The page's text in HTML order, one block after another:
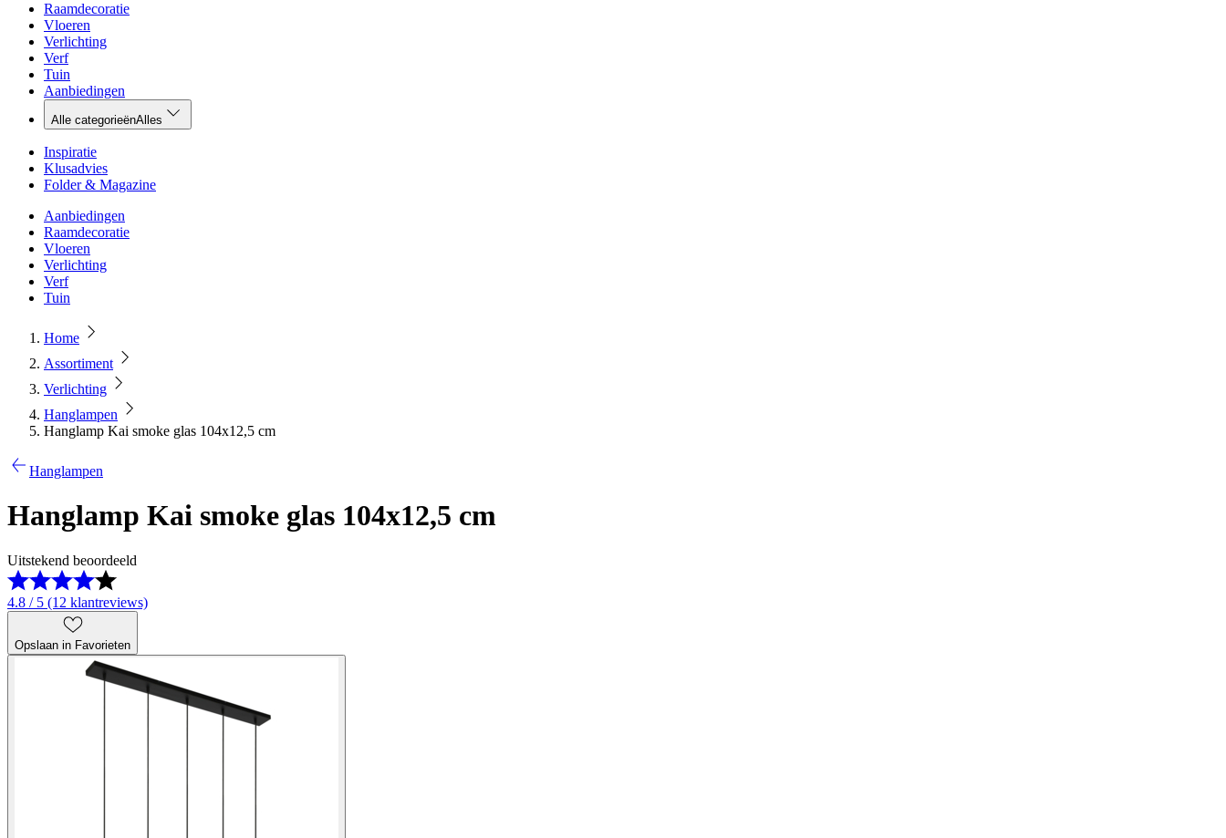
Raamdecoratie
Vloeren
Verlichting
Verf
Tuin
Aanbiedingen
Alle categorieënAlles
Inspiratie
Klusadvies
Folder & Magazine
Aanbiedingen
Raamdecoratie
Vloeren
Verlichting
Verf
Tuin
Home
Assortiment
Verlichting
Hanglampen
Hanglamp Kai smoke glas 104x12,5 cm
Hanglampen
Hanglamp Kai smoke glas 104x12,5 cm
Uitstekend beoordeeld
4.8 / 5 (12 klantreviews)
Opslaan in Favorieten